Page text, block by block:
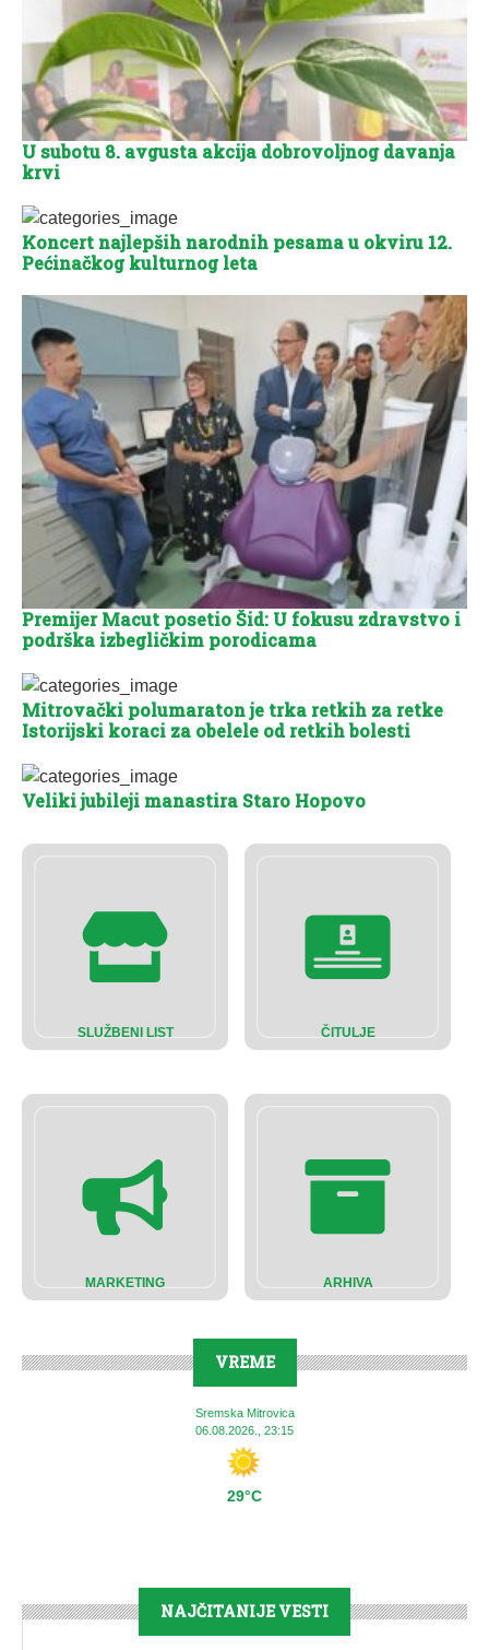
SLUŽBENI LIST ČITULJE
MARKETING ARHIVA
VREME
Sremska Mitrovica
06.08.2026., 23:15
29°C
U subotu 8. avgusta akcija dobrovoljnog davanja
krvi
Koncert najlepših narodnih pesama u okviru 12.
Pećinačkog kulturnog leta
Premijer Macut posetio Šid: U fokusu zdravstvo i
podrška izbegličkim porodicama
Mitrovački polumaraton je trka retkih za retke
Istorijski koraci za obelele od retkih bolesti
Veliki jubileji manastira Staro Hopovo
NAJČITANIJE VESTI